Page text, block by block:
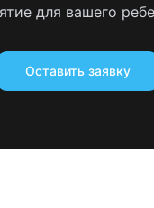
для вашего
Оставить заявку